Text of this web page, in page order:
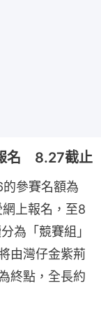
名 8.27截止
參賽名額為
上報名，至8
為「競賽組」
由灣仔金紫荊
終點，全長約